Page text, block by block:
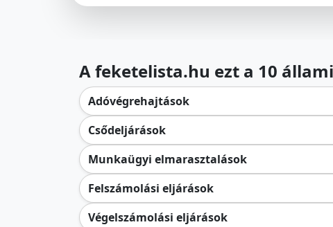
A feketelista.hu ezt a 10
Adóvégrehajtások
Csődeljárások
Munkaügyi elmarasztalások
Felszámolási eljárások
Végelszámolási eljárások